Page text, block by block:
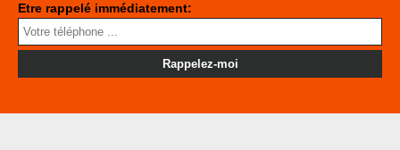
Etre rappelé immédiatement: